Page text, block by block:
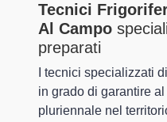
Tecnici
Al Campo
preparati
I tecnici specializzati
in grado di garantire
pluriennale nel